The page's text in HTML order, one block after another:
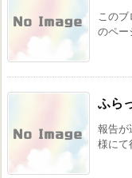
このブ
のペー
ふら
報告が
様にて